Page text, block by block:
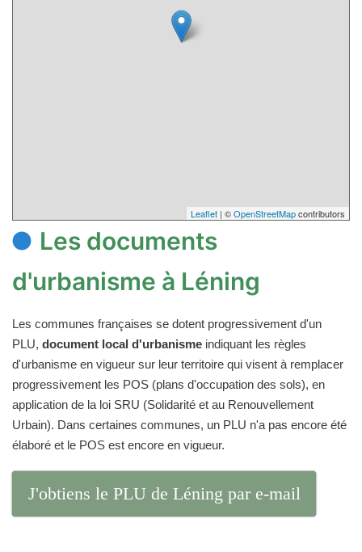
Leaflet | ©OpenStreetMapcontributors
Les documents
d'urbanisme à Léning
Les communes françaises se dotent progressivement d'un
PLU, document local d'urbanisme indiquant les règles
d'urbanisme en vigueur sur leur territoire qui visent à remplacer
progressivement les POS (plans d'occupation des sols), en
application de la loi SRU (Solidarité et au Renouvellement
Urbain). Dans certaines communes, un PLU n'a pas encore été
élaboré et le POS est encore en vigueur.
J'obtiens le PLU de Léning par e-mail